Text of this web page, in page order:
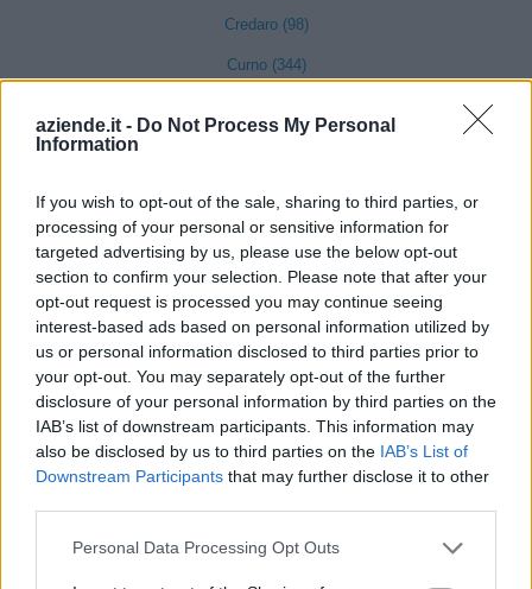
aziende.it - Do Not Process My Personal
Information
If you wish to opt-out of the sale, sharing to third parties, or
processing of your personal or sensitive information for
targeted advertising by us, please use the below opt-out
section to confirm your selection. Please note that after your
opt-out request is processed you may continue seeing
interest-based ads based on personal information utilized by
us or personal information disclosed to third parties prior to
your opt-out. You may separately opt-out of the further
disclosure of your personal information by third parties on the
IAB’s list of downstream participants. This information may
also be disclosed by us to third parties on the IAB’s List of
Downstream Participants that may further disclose it to other
Personal Data Processing Opt Outs
Credaro (98)
Curno (344)
Endine Gaiano (94)
Entratico (29)
Fara Gera d'Adda (118)
Fara Olivana con Sola (27)
Filago (50)
Fino del Monte (14)
Fiorano al Serio (59)
Fontanella (84)
Fonteno (2)